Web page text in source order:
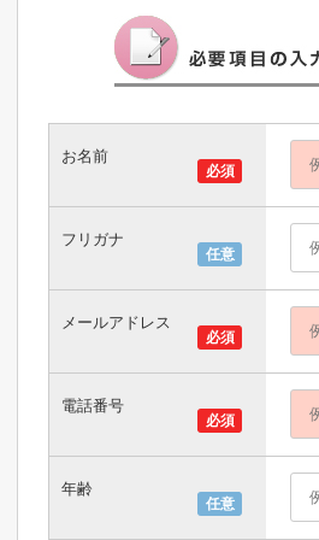
必須
お名前
任意
フリガナ
必須
メールアドレス
必須
電話番号
任意
年齢